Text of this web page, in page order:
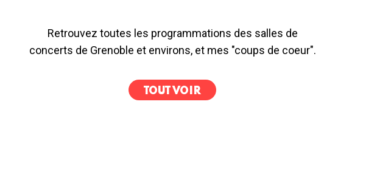
Retrouvez toutes les programmations des salles de
concerts de Grenoble et environs, et mes "coups de coeur".
TOUT VOIR